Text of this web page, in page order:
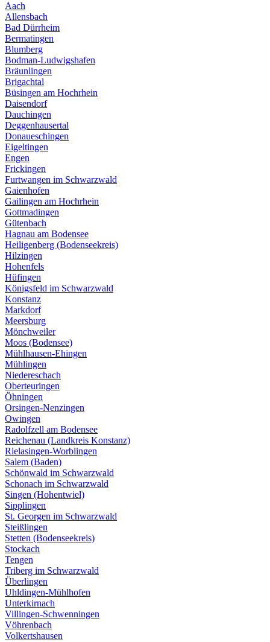
Aach
Allensbach
Bad Dürrheim
Bermatingen
Blumberg
Bodman-Ludwigshafen
Bräunlingen
Brigachtal
Büsingen am Hochrhein
Daisendorf
Dauchingen
Deggenhausertal
Donaueschingen
Eigeltingen
Engen
Frickingen
Furtwangen im Schwarzwald
Gaienhofen
Gailingen am Hochrhein
Gottmadingen
Gütenbach
Hagnau am Bodensee
Heiligenberg (Bodenseekreis)
Hilzingen
Hohenfels
Hüfingen
Königsfeld im Schwarzwald
Konstanz
Markdorf
Meersburg
Mönchweiler
Moos (Bodensee)
Mühlhausen-Ehingen
Mühlingen
Niedereschach
Oberteuringen
Öhningen
Orsingen-Nenzingen
Owingen
Radolfzell am Bodensee
Reichenau (Landkreis Konstanz)
Rielasingen-Worblingen
Salem (Baden)
Schönwald im Schwarzwald
Schonach im Schwarzwald
Singen (Hohentwiel)
Sipplingen
St. Georgen im Schwarzwald
Steißlingen
Stetten (Bodenseekreis)
Stockach
Tengen
Triberg im Schwarzwald
Überlingen
Uhldingen-Mühlhofen
Unterkirnach
Villingen-Schwenningen
Vöhrenbach
Volkertshausen